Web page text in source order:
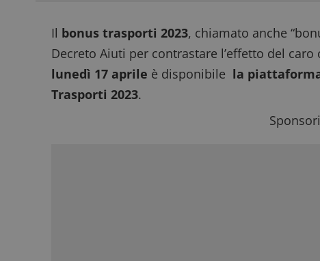
Il bonus trasporti 2023, chiamato anche
Decreto Aiuti per contrastare l’effetto del
lunedì 17 aprile è disponibile la
Trasporti 2023.